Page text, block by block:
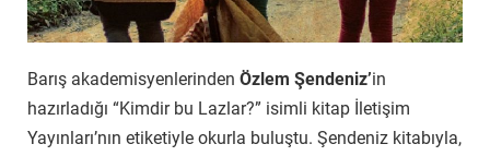
Barış akademisyenlerinden Özlem Şendeniz’in
hazırladığı “Kimdir bu Lazlar?” isimli kitap İletişim
Yayınları’nın etiketiyle okurla buluştu. Şendeniz kitabıyla,